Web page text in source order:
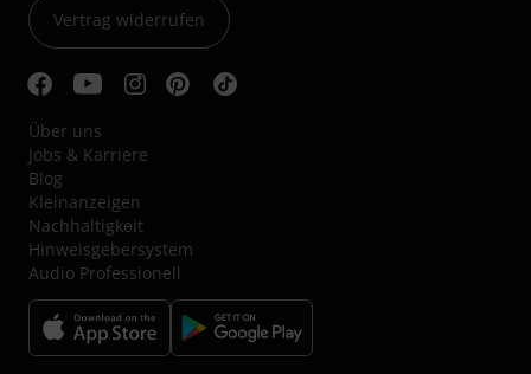
Vertrag widerrufen
Über uns
Jobs & Karriere
Blog
Kleinanzeigen
Nachhaltigkeit
Hinweisgebersystem
Audio Professionell